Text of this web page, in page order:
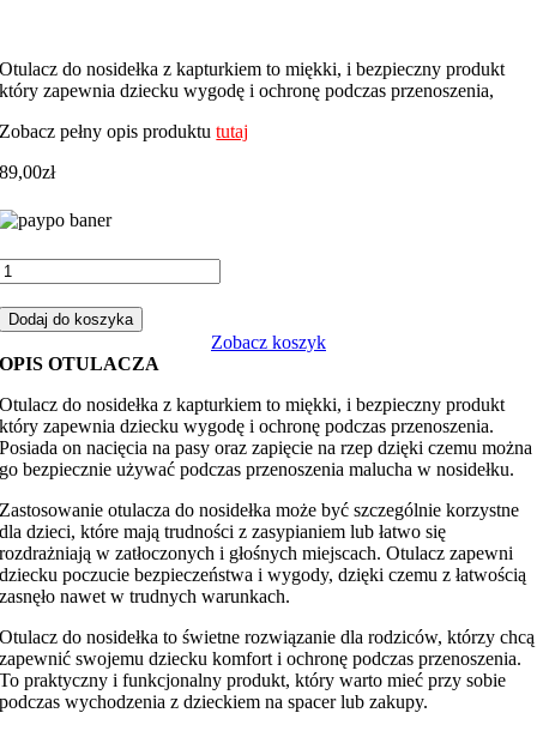
Otulacz do nosidełka z kapturkiem to miękki, i bezpieczny produkt
który zapewnia dziecku wygodę i ochronę podczas przenoszenia,
Zobacz pełny opis produktututaj
89,00zł
Dodaj do koszyka
Zobacz koszyk
OPIS OTULACZA
Otulacz do nosidełka z kapturkiem to miękki, i bezpieczny produkt
który zapewnia dziecku wygodę i ochronę podczas przenoszenia.
Posiada on nacięcia na pasy oraz zapięcie na rzep dzięki czemu można
go bezpiecznie używać podczas przenoszenia malucha w nosidełku.
Zastosowanie otulacza do nosidełka może być szczególnie korzystne
dla dzieci, które mają trudności z zasypianiem lub łatwo się
rozdrażniają w zatłoczonych i głośnych miejscach. Otulacz zapewni
dziecku poczucie bezpieczeństwa i wygody, dzięki czemu z łatwością
zasnęło nawet w trudnych warunkach.
Otulacz do nosidełka to świetne rozwiązanie dla rodziców, którzy chcą
zapewnić swojemu dziecku komfort i ochronę podczas przenoszenia.
To praktyczny i funkcjonalny produkt, który warto mieć przy sobie
podczas wychodzenia z dzieckiem na spacer lub zakupy.